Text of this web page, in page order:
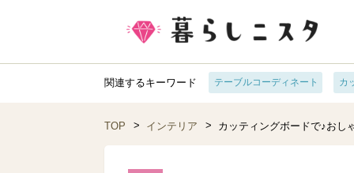
関連するキーワード テーブルコーディネート カ
TOP インテリア カッティングボードで♪おし